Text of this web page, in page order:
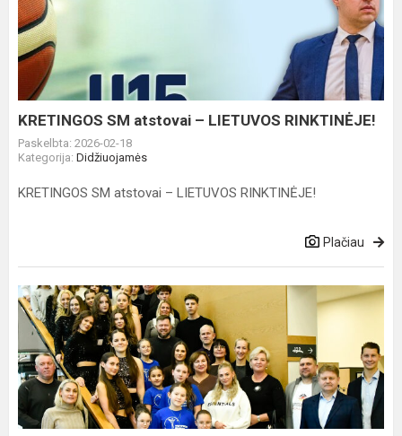
atstovai
–
LIETUVOS
RINKTINĖJE!
KRETINGOS SM atstovai – LIETUVOS RINKTINĖJE!
Paskelbta: 2026-02-18
Kategorija: Didžiuojamės
KRETINGOS SM atstovai – LIETUVOS RINKTINĖJE!
Plačiau
Kretingos
SM
GERIAUSIŲ
2025
METŲ
sportinininkų
ir